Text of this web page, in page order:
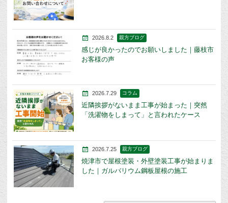
2026.8.2 親方ブログ
感じが良かったのでお願いしました｜藤枝市
お客様の声
2026.7.29 コラム
近隣挨拶がないまま工事が始まった｜突然
「洗濯物をしまって」と言われたケース
2026.7.25 親方ブログ
焼津市で屋根塗装・外壁塗装工事が始まりま
した｜ガルバリウム鋼板屋根の施工